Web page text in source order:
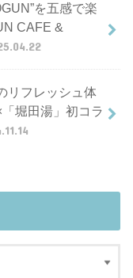
を五感で楽
CAFE &
リフレッシュ体
堀田湯」初コラ